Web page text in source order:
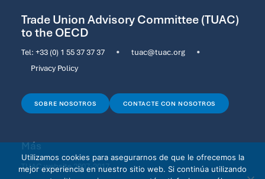
Trade Union Advisory Committee (TUAC)
to the OECD
Tel: +33 (0) 1 55 37 37 37 • tuac@tuac.org
•
Privacy Policy
SOBRE NOSOTROS CONTACTE CON NOSOTROS
Más
TUAC website 2007-2017
Utilizamos cookies para asegurarnos de que le ofrecemos la
mejor experiencia en nuestro sitio web. Si continúa utilizando